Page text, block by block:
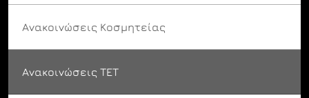
Ανακοινώσεις Κοσμητείας
Ανακοινώσεις ΤΕΤ